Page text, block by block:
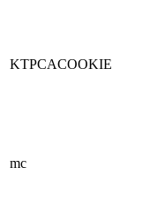
KTPCACOOKIE
mc